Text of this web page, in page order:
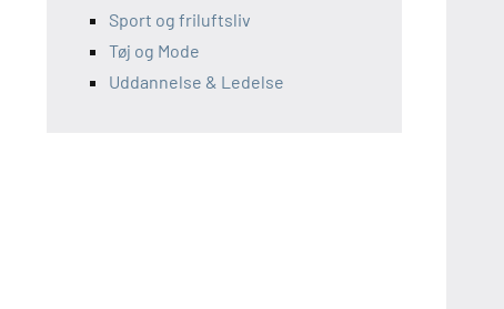
Sport og friluftsliv
Tøj og Mode
Uddannelse & Ledelse